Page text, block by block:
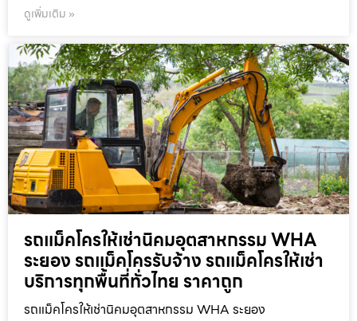
ดูเพิ่มเติม »
รถแม็คโครให้เช่านิคมอุตสาหกรรม WHA
ระยอง รถแม็คโครรับจ้าง รถแม็คโครให้เช่า
บริการทุกพื้นที่ทั่วไทย ราคาถูก
รถแม็คโครให้เช่านิคมอุตสาหกรรม WHA ระยอง